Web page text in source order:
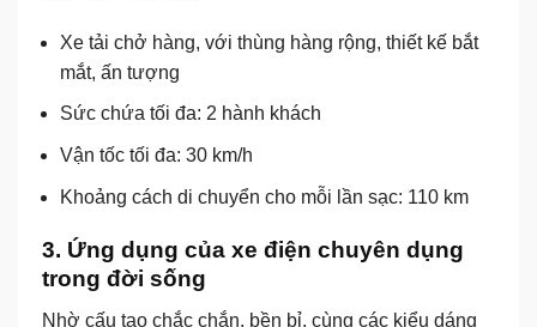
Xe tải chở hàng, với thùng hàng rộng, thiết kế bắt
mắt, ấn tượng
Sức chứa tối đa: 2 hành khách
Vận tốc tối đa: 30 km/h
Khoảng cách di chuyển cho mỗi lần sạc: 110 km
3. Ứng dụng của xe điện chuyên dụng
trong đời sống
Nhờ cấu tạo chắc chắn, bền bỉ, cùng các kiểu dáng